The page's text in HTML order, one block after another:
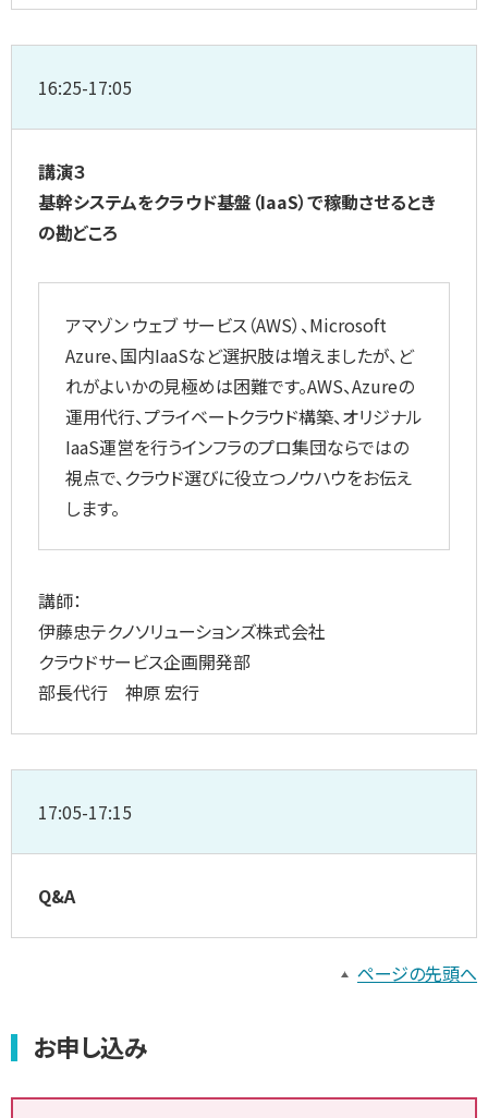
16:25-17:05
講演３
基幹システムをクラウド基盤（IaaS）で稼動させるとき
の勘どころ
アマゾン ウェブ サービス（AWS）、Microsoft
Azure、国内IaaSなど選択肢は増えましたが、ど
れがよいかの見極めは困難です。AWS、Azureの
運用代行、プライベートクラウド構築、オリジナル
IaaS運営を行うインフラのプロ集団ならではの
視点で、クラウド選びに役立つノウハウをお伝え
します。
講師：
伊藤忠テクノソリューションズ株式会社
クラウドサービス企画開発部
部長代行 神原 宏行
17:05-17:15
Q&A
ページの先頭へ
お申し込み